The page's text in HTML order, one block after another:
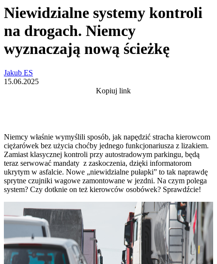
Niewidzialne systemy kontroli
na drogach. Niemcy
wyznaczają nową ścieżkę
Jakub ES
15.06.2025
Kopiuj link
Niemcy właśnie wymyślili sposób, jak napędzić stracha kierowcom
ciężarówek bez użycia choćby jednego funkcjonariusza z lizakiem.
Zamiast klasycznej kontroli przy autostradowym parkingu, będą
teraz serwować mandaty z zaskoczenia, dzięki informatorom
ukrytym w asfalcie. Nowe „niewidzialne pułapki” to tak naprawdę
sprytne czujniki wagowe zamontowane w jezdni. Na czym polega
system? Czy dotknie on też kierowców osobówek? Sprawdźcie!